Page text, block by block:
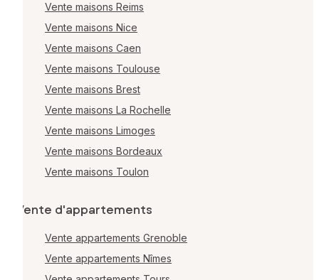
Vente maisons Reims
Vente maisons Nice
Vente maisons Caen
Vente maisons Toulouse
Vente maisons Brest
Vente maisons La Rochelle
Vente maisons Limoges
Vente maisons Bordeaux
Vente maisons Toulon
Vente d'appartements
Vente appartements Grenoble
Vente appartements Nîmes